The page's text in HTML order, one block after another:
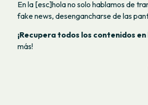
En la [esc]hola no solo hablamos de
fake news, desengancharse de las
¡Recupera todos los contenidos en
más!